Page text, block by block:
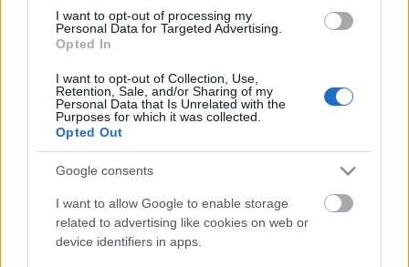
I want to opt-out of processing my
Personal Data for Targeted Advertising.
Opted In
I want to opt-out of Collection, Use,
Retention, Sale, and/or Sharing of my
Personal Data that Is Unrelated with the
Purposes for which it was collected.
Opted Out
Google consents
I want to allow Google to enable storage
related to advertising like cookies on web or
device identifiers in apps.
A G8-ak legutóbbi zsúrján tartott egyik
sajtókonferencián Dmitrij Medvegyev bejelentette,
hogy Oroszország folytatja a tárgyalásokat a WTO-
ba való csatlakozásról. Látszólag nem túl merész
kijelentéssel állunk szemben – Oroszország 1993
óta, küzd (kisebb-nagyobb…
A belorusz front krónikája
Az elmúlt két-három héten felettébb sokat lehetett